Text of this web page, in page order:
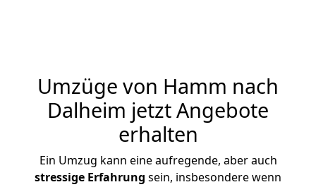
Umzüge von Hamm nach
Dalheim jetzt Angebote
erhalten
Ein Umzug kann eine aufregende, aber auch
stressige Erfahrung sein, insbesondere wenn